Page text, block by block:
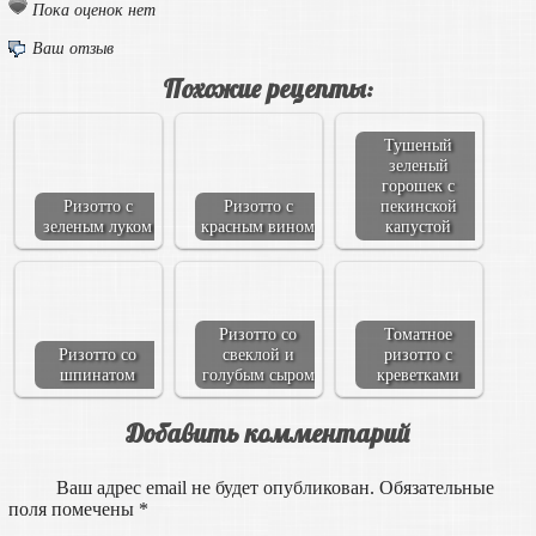
Пока оценок нет
Ваш отзыв
Похожие рецепты:
Ризотто с
зеленым луком
Ризотто с
красным вином
Тушеный
зеленый
горошек с
пекинской
капустой
Ризотто со
шпинатом
Ризотто со
свеклой и
голубым сыром
Томатное
ризотто с
креветками
Добавить комментарий
Ваш адрес email не будет опубликован. Обязательные
поля помечены *